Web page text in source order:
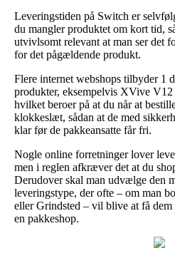
Leveringstiden på Switch er
du mangler produktet om kort tid,
utvivlsomt relevant at man ser det
for det pågældende produkt.
Flere internet webshops tilbyder 1
produkter, eksempelvis XVive
hvilket beroer på at du når at
klokkeslæt, sådan at de med
klar før de pakkeansatte får fri.
Nogle online forretninger lover
men i reglen afkræver det at du
Derudover skal man udvælge den
leveringstype, der ofte – om man
eller Grindsted – vil blive at få
en pakkeshop.